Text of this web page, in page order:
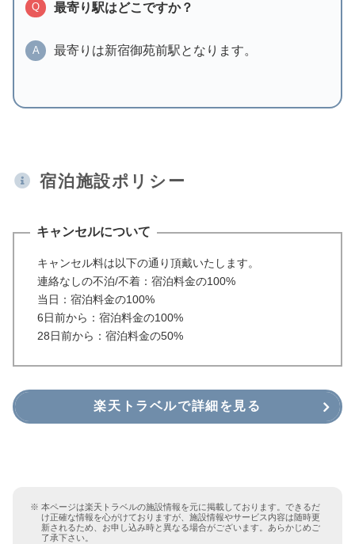
Q 最寄り駅はどこですか？
A 最寄りは新宿御苑前駅となります。
宿泊施設ポリシー
キャンセルについて
キャンセル料は以下の通り頂戴いたします。
連絡なしの不泊/不着：宿泊料金の100%
当日：宿泊料金の100%
6日前から：宿泊料金の100%
28日前から：宿泊料金の50%
楽天トラベルで詳細を見る
本ページは楽天トラベルの施設情報を元に掲載しております。できるだ
け正確な情報を心がけておりますが、施設情報やサービス内容は随時更
新されるため、お申し込み時と異なる場合がございます。あらかじめご
了承下さい。